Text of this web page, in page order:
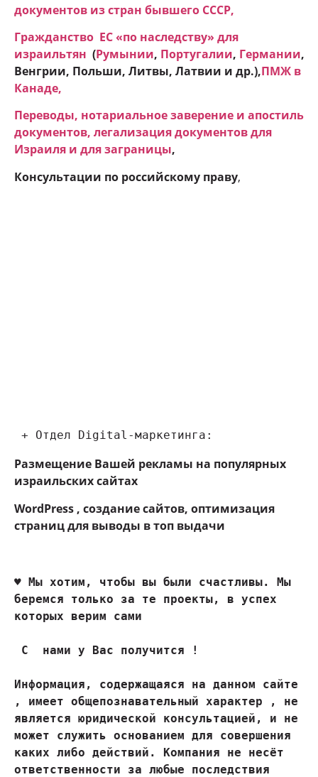
документов из стран бывшего СССР,
Гражданство ЕC «по наследству» для
израильтян (Румынии, Португалии, Германии,
Венгрии, Польши, Литвы, Латвии и др.),ПМЖ в
Канаде,
Переводы, нотариальное заверение и апостиль
документов, легализация документов для
Израиля и для заграницы,
Консультации по российскому праву,
+ Отдел Digital-маркетинга:
Размещение Вашей рекламы на популярных
израильских сайтах
WordPress , создание сайтов, оптимизация
страниц для выводы в топ выдачи
♥ Мы хотим, чтобы вы были счастливы. Мы
беремся только за те проекты, в успех
которых верим сами
С  нами у Вас получится !
Информация, содержащаяся на данном сайте
, имеет общепознавательный характер , не
является юридической консультацией, и не
может служить основанием для совершения
каких либо действий. Компания не несёт
ответственности за любые последствия